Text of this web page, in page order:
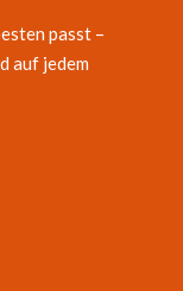
passt –
auf jedem